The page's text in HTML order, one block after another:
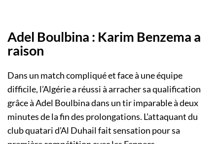
Adel Boulbina : Karim Benzema a
raison
Dans un match compliqué et face à une équipe
difficile, l’Algérie a réussi à arracher sa qualification
grâce à Adel Boulbina dans un tir imparable à deux
minutes de la fin des prolongations. L’attaquant du
club quatari d’Al Duhail fait sensation pour sa